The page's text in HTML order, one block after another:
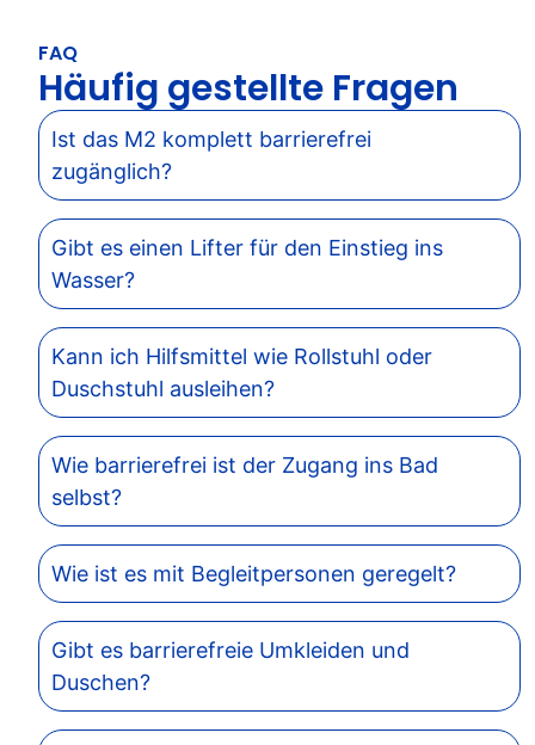
FAQ
Häufig gestellte Fragen
Ist das M2 komplett barrierefrei
zugänglich?
Gibt es einen Lifter für den Einstieg ins
Wasser?
Kann ich Hilfsmittel wie Rollstuhl oder
Duschstuhl ausleihen?
Wie barrierefrei ist der Zugang ins Bad
selbst?
Wie ist es mit Begleitpersonen geregelt?
Gibt es barrierefreie Umkleiden und
Duschen?